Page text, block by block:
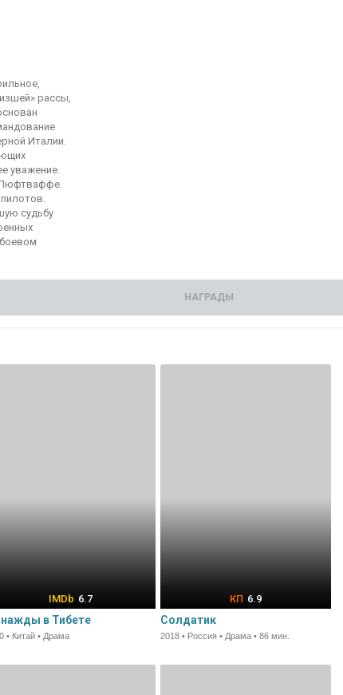
рассы,
Италии.
уважение.
Люфтваффе.
судьбу
НАГРАДЫ
6.7
в Тибете
• Китай • Драма
6.9
Солдатик
2018 • Россия • Драма • 86 мин.